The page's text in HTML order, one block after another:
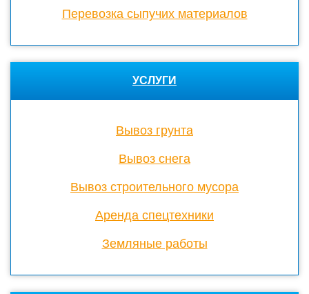
Перевозка сыпучих материалов
УСЛУГИ
Вывоз грунта
Вывоз снега
Вывоз строительного мусора
Аренда спецтехники
Земляные работы